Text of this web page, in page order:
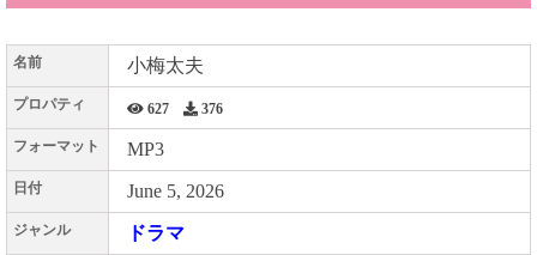
名前 小梅太夫
プロパティ 627 376
フォーマット MP3
日付 June 5, 2026
ジャンル ドラマ